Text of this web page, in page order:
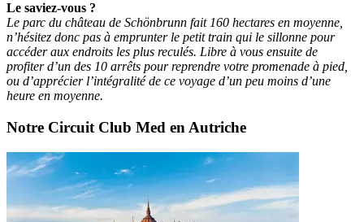
Le saviez-vous ?
Le parc du château de Schönbrunn fait 160 hectares en moyenne,
n’hésitez donc pas à emprunter le petit train qui le sillonne pour
accéder aux endroits les plus reculés. Libre à vous ensuite de
profiter d’un des 10 arrêts pour reprendre votre promenade à pied,
ou d’apprécier l’intégralité de ce voyage d’un peu moins d’une
heure en moyenne.
Notre Circuit Club Med en Autriche